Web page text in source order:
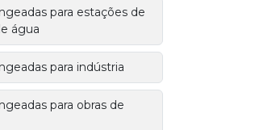
para estações de
água
para indústria
para obras de